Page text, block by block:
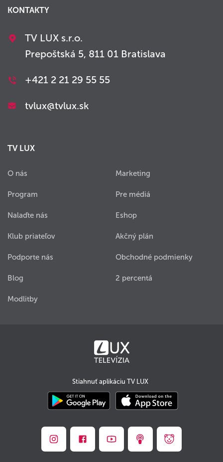
KONTAKTY
TV LUX s.r.o.
Prepoštská 5, 811 01 Bratislava
+421 2 21 29 55 55
tvlux@tvlux.sk
TV LUX
O nás
Program
Nalaďte nás
Klub priateľov
Podporte nás
Blog
Modlitby
Marketing
Pre médiá
Eshop
Akčný plán
Obchodné podmienky
2 percentá
Stiahnuť aplikáciu TV LUX